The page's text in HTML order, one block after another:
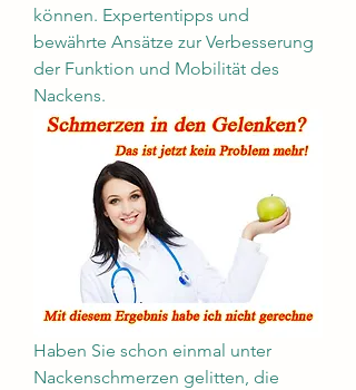
können. Expertentipps und
bewährte Ansätze zur Verbesserung
der Funktion und Mobilität des
Nackens.
Haben Sie schon einmal unter
Nackenschmerzen gelitten, die